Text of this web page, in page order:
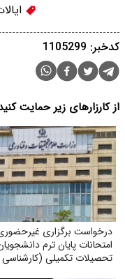
کدخبر: 1105299
از کارزارهای زیر حمایت
درخواست برگزاری
امتحانات پایان ترم
تحصیلات تکمیلی (کارشناسی